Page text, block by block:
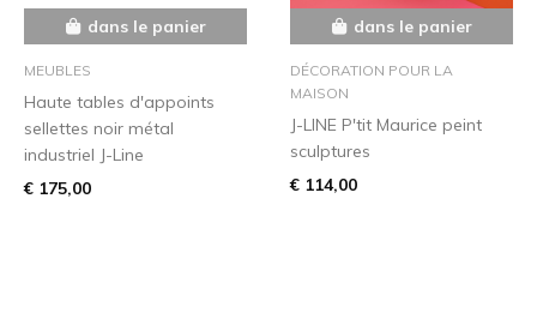
dans le panier
MEUBLES
Haute tables d'appoints
sellettes noir métal
industriel J-Line
€ 175,00
dans le panier
DÉCORATION POUR LA
MAISON
J-LINE P'tit Maurice peint
sculptures
€ 114,00